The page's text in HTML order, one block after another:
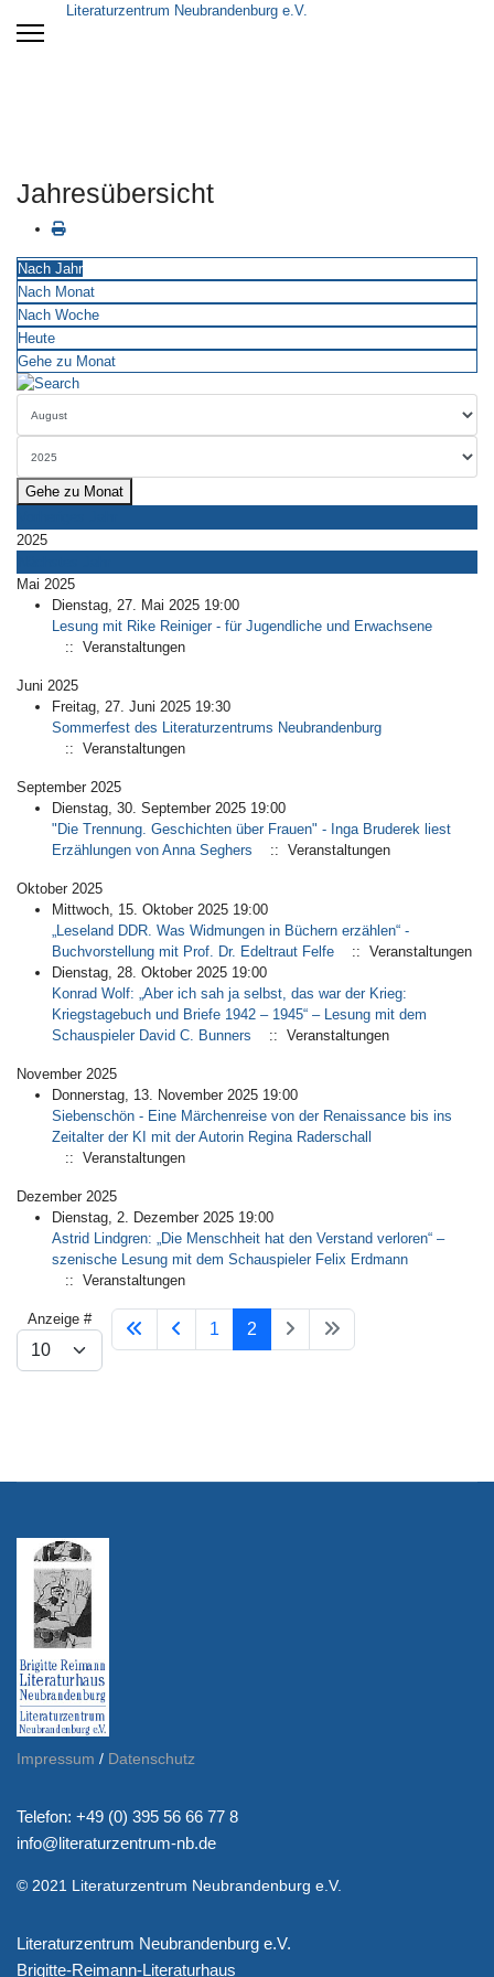
Literaturzentrum Neubrandenburg e.V.
Jahresübersicht
Nach Jahr
Nach Monat
Nach Woche
Heute
Gehe zu Monat
Gehe zu Monat
2025
Mai 2025
Dienstag, 27. Mai 2025 19:00
Lesung mit Rike Reiniger - für Jugendliche und Erwachsene
:: Veranstaltungen
Juni 2025
Freitag, 27. Juni 2025 19:30
Sommerfest des Literaturzentrums Neubrandenburg
:: Veranstaltungen
September 2025
Dienstag, 30. September 2025 19:00
"Die Trennung. Geschichten über Frauen" - Inga Bruderek liest
Erzählungen von Anna Seghers
:: Veranstaltungen
Oktober 2025
Mittwoch, 15. Oktober 2025 19:00
„Leseland DDR. Was Widmungen in Büchern erzählen“ -
Buchvorstellung mit Prof. Dr. Edeltraut Felfe
:: Veranstaltungen
Dienstag, 28. Oktober 2025 19:00
Konrad Wolf: „Aber ich sah ja selbst, das war der Krieg:
Kriegstagebuch und Briefe 1942 – 1945“ – Lesung mit dem
Schauspieler David C. Bunners
:: Veranstaltungen
November 2025
Donnerstag, 13. November 2025 19:00
Siebenschön - Eine Märchenreise von der Renaissance bis ins
Zeitalter der KI mit der Autorin Regina Raderschall
:: Veranstaltungen
Dezember 2025
Dienstag, 2. Dezember 2025 19:00
Astrid Lindgren: „Die Menschheit hat den Verstand verloren“ –
szenische Lesung mit dem Schauspieler Felix Erdmann
:: Veranstaltungen
Limite der Paginierungsliste
Anzeige #
1 2
Impressum / Datenschutz
Telefon: +49 (0) 395 56 66 77 8
info@literaturzentrum-nb.de
© 2021 Literaturzentrum Neubrandenburg e.V.
Literaturzentrum Neubrandenburg e.V.
Brigitte-Reimann-Literaturhaus